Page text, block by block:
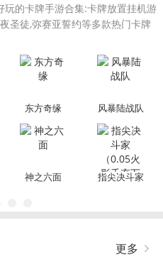
玩的卡牌手游合集:卡牌放置挂机游
圣徒,弥赛亚誓约等多款热门卡牌
东方奇缘 风暴陆战队
神之六面 指尖决斗家
更多